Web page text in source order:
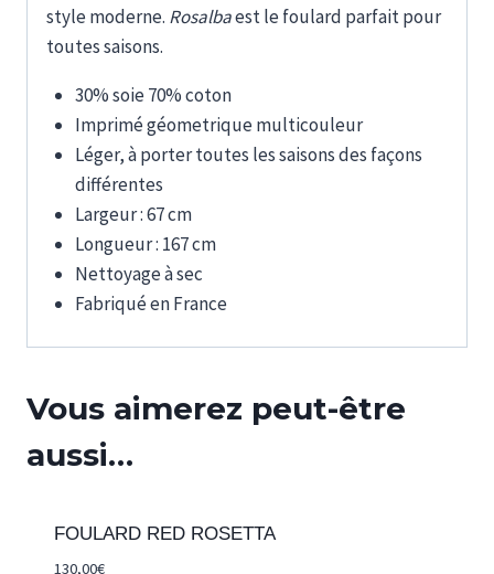
style moderne. Rosalbaest le foulard parfait pour
toutes saisons.
30% soie 70% coton
Imprimé géometrique multicouleur
Léger, à porter toutes les saisons des façons
différentes
Largeur : 67 cm
Longueur : 167 cm
Nettoyage à sec
Fabriqué en France
Vous aimerez peut-être
aussi…
FOULARD RED ROSETTA
130,00€